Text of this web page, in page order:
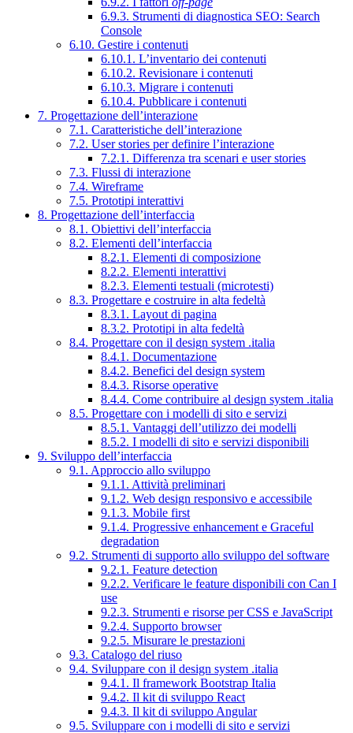
6.9.3. Strumenti di diagnostica SEO: Search
Console
6.10. Gestire i contenuti
6.10.1. L’inventario dei contenuti
6.10.2. Revisionare i contenuti
6.10.3. Migrare i contenuti
6.10.4. Pubblicare i contenuti
7. Progettazione dell’interazione
7.1. Caratteristiche dell’interazione
7.2. User stories per definire l’interazione
7.2.1. Differenza tra scenari e user stories
7.3. Flussi di interazione
7.4. Wireframe
7.5. Prototipi interattivi
8. Progettazione dell’interfaccia
8.1. Obiettivi dell’interfaccia
8.2. Elementi dell’interfaccia
8.2.1. Elementi di composizione
8.2.2. Elementi interattivi
8.2.3. Elementi testuali (microtesti)
8.3. Progettare e costruire in alta fedeltà
8.3.1. Layout di pagina
8.3.2. Prototipi in alta fedeltà
8.4. Progettare con il design system .italia
8.4.1. Documentazione
8.4.2. Benefici del design system
8.4.3. Risorse operative
8.4.4. Come contribuire al design system .italia
8.5. Progettare con i modelli di sito e servizi
8.5.1. Vantaggi dell’utilizzo dei modelli
8.5.2. I modelli di sito e servizi disponibili
9. Sviluppo dell’interfaccia
9.1. Approccio allo sviluppo
9.1.1. Attività preliminari
9.1.2. Web design responsivo e accessibile
9.1.3. Mobile first
9.1.4. Progressive enhancement e Graceful
degradation
9.2. Strumenti di supporto allo sviluppo del software
9.2.1. Feature detection
9.2.2. Verificare le feature disponibili con Can I
use
9.2.3. Strumenti e risorse per CSS e JavaScript
9.2.4. Supporto browser
9.2.5. Misurare le prestazioni
9.3. Catalogo del riuso
9.4. Sviluppare con il design system .italia
9.4.1. Il framework Bootstrap Italia
9.4.2. Il kit di sviluppo React
9.4.3. Il kit di sviluppo Angular
9.5. Sviluppare con i modelli di sito e servizi